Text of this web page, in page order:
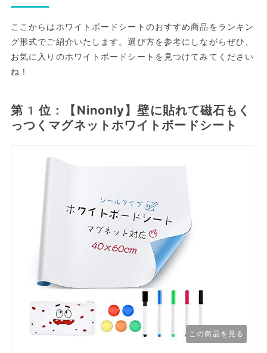
ここからはホワイトボードシートのおすすめ商品をランキン
グ形式でご紹介いたします。選び方を参考にしながらぜひ、
お気に入りのホワイトボードシートを見つけてみてください
ね！
第1位：【Ninonly】壁に貼れて磁石もく
っつくマグネットホワイトボードシート
この商品を見る